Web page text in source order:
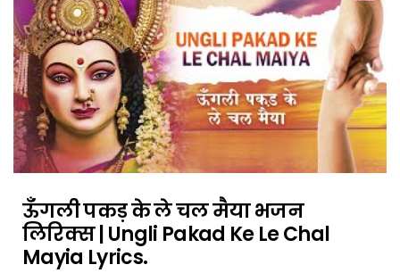
ऊँगली पकड़ के ले चल मैया भजन
लिरिक्स | Ungli Pakad Ke Le Chal
Mayia Lyrics.